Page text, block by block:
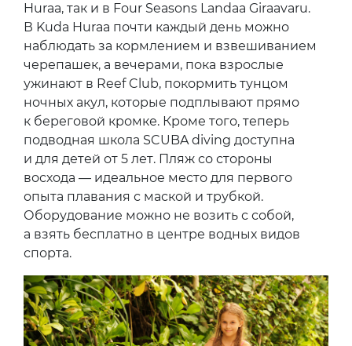
Huraa, так и в Four Seasons Landaa Giraavaru.
В Kuda Huraa почти каждый день можно
наблюдать за кормлением и взвешиванием
черепашек, а вечерами, пока взрослые
ужинают в Reef Club, покормить тунцом
ночных акул, которые подплывают прямо
к береговой кромке. Кроме того, теперь
подводная школа SCUBA diving доступна
и для детей от 5 лет. Пляж со стороны
восхода — идеальное место для первого
опыта плавания с маской и трубкой.
Оборудование можно не возить с собой,
а взять бесплатно в центре водных видов
спорта.